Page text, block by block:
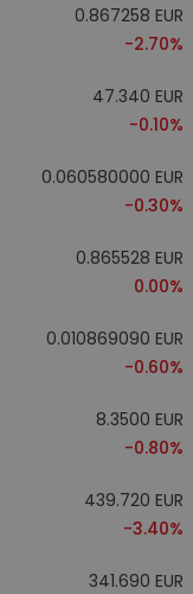
0.867258 EUR
-2.70%
47.340 EUR
-0.10%
0.060580000 EUR
-0.30%
0.865528 EUR
0.00%
0.010869090 EUR
-0.60%
8.3500 EUR
-0.80%
439.720 EUR
-3.40%
341.690 EUR